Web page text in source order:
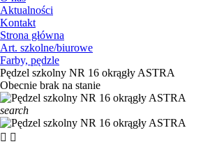
Aktualności
Kontakt
Strona główna
Art. szkolne/biurowe
Farby, pędzle
Pędzel szkolny NR 16 okrągły ASTRA
Obecnie brak na stanie
search
 